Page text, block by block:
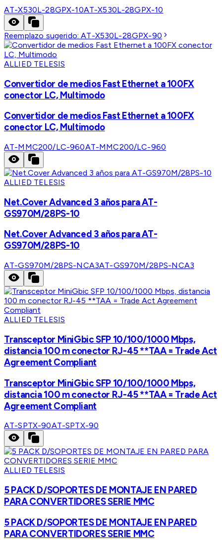
AT-X530L-28GPX-10AT-X530L-28GPX-10
Reemplazo sugerido:AT-X530L-28GPX-90
ALLIED TELESIS
Convertidor de medios Fast Ethernet a 100FX
conector LC, Multimodo
Convertidor de medios Fast Ethernet a 100FX
conector LC, Multimodo
AT-MMC200/LC-960AT-MMC200/LC-960
ALLIED TELESIS
Net.Cover Advanced 3 años para AT-
GS970M/28PS-10
Net.Cover Advanced 3 años para AT-
GS970M/28PS-10
AT-GS970M/28PS-NCA3AT-GS970M/28PS-NCA3
ALLIED TELESIS
Transceptor MiniGbic SFP 10/100/1000 Mbps,
distancia 100 m conector RJ-45 **TAA = Trade Act
Agreement Compliant
Transceptor MiniGbic SFP 10/100/1000 Mbps,
distancia 100 m conector RJ-45 **TAA = Trade Act
Agreement Compliant
AT-SPTX-90AT-SPTX-90
ALLIED TELESIS
5 PACK D/SOPORTES DE MONTAJE EN PARED
PARA CONVERTIDORES SERIE MMC
5 PACK D/SOPORTES DE MONTAJE EN PARED
PARA CONVERTIDORES SERIE MMC